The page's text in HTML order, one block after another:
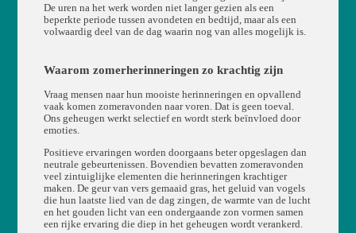
De uren na het werk worden niet langer gezien als een
beperkte periode tussen avondeten en bedtijd, maar als een
volwaardig deel van de dag waarin nog van alles mogelijk is.
Waarom zomerherinneringen zo krachtig zijn
Vraag mensen naar hun mooiste herinneringen en opvallend
vaak komen zomeravonden naar voren. Dat is geen toeval.
Ons geheugen werkt selectief en wordt sterk beïnvloed door
emoties.
Positieve ervaringen worden doorgaans beter opgeslagen dan
neutrale gebeurtenissen. Bovendien bevatten zomeravonden
veel zintuiglijke elementen die herinneringen krachtiger
maken. De geur van vers gemaaid gras, het geluid van vogels
die hun laatste lied van de dag zingen, de warmte van de lucht
en het gouden licht van een ondergaande zon vormen samen
een rijke ervaring die diep in het geheugen wordt verankerd.